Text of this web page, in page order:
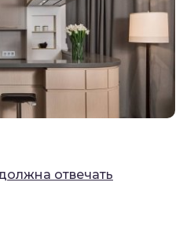
отвечать